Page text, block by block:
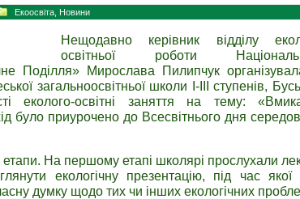
Екоосвіта Новини
Нещодавно керівник відділу
освітньої роботи
Поділля» Мирослава Пилипчук
загальноосвітньої школи І-ІІІ ступенів,
еколого-освітні заняття на тему:
було приурочено до Всесвітнього дня
На першому етапі школярі прослухали
екологічну презентацію, під час
думку щодо тих чи інших екологічних